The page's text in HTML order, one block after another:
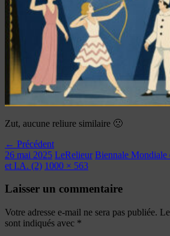
Zut, aucune reliure similaire 🙁
← Précédent
26 mai 2025 LeRelieur Biennale Mondiale
et I.A. (2) 1000 × 563
Laisser un commentaire
Votre adresse e-mail ne sera pas publiée.
sont indiqués avec *